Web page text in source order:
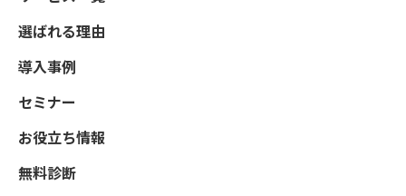
選ばれる理由
導入事例
セミナー
お役立ち情報
無料診断